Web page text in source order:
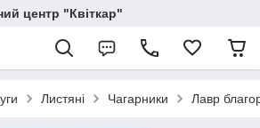
центр "Квіткар"
Листяні Чагарники Лавр